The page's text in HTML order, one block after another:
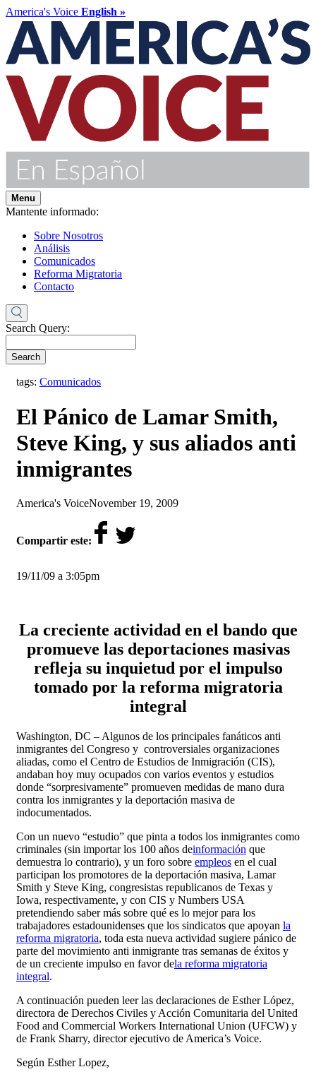
America's Voice English »
Menu
Mantente informado:
Sobre Nosotros
Análisis
Comunicados
Reforma Migratoria
Contacto
Search Query:
Search
tags: Comunicados
El Pánico de Lamar Smith,
Steve King, y sus aliados anti
inmigrantes
by
America's Voiceon
November 19, 2009
Compartir este:
19/11/09 a 3:05pm
La creciente actividad en el bando que
promueve las deportaciones masivas
refleja su inquietud por el impulso
tomado por la reforma migratoria
integral
Washington, DC – Algunos de los principales fanáticos anti
inmigrantes del Congreso y controversiales organizaciones
aliadas, como el Centro de Estudios de Inmigración (CIS),
andaban hoy muy ocupados con varios eventos y estudios
donde “sorpresivamente” promueven medidas de mano dura
contra los inmigrantes y la deportación masiva de
indocumentados.
Con un nuevo “estudio” que pinta a todos los inmigrantes como
criminales (sin importar los 100 años deinformación que
demuestra lo contrario), y un foro sobre empleos en el cual
participan los promotores de la deportación masiva, Lamar
Smith y Steve King, congresistas republicanos de Texas y
Iowa, respectivamente, y con CIS y Numbers USA
pretendiendo saber más sobre qué es lo mejor para los
trabajadores estadounidenses que los sindicatos que apoyan la
reforma migratoria, toda esta nueva actividad sugiere pánico de
parte del movimiento anti inmigrante tras semanas de éxitos y
de un creciente impulso en favor dela reforma migratoria
integral.
A continuación pueden leer las declaraciones de Esther López,
directora de Derechos Civiles y Acción Comunitaria del United
Food and Commercial Workers International Union (UFCW) y
de Frank Sharry, director ejecutivo de America’s Voice.
Según Esther Lopez,